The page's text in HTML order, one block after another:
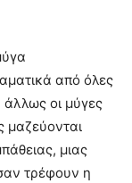
από όλες
άλλως οι μύγες
μαζεύονται
μιας
τρέφουν η